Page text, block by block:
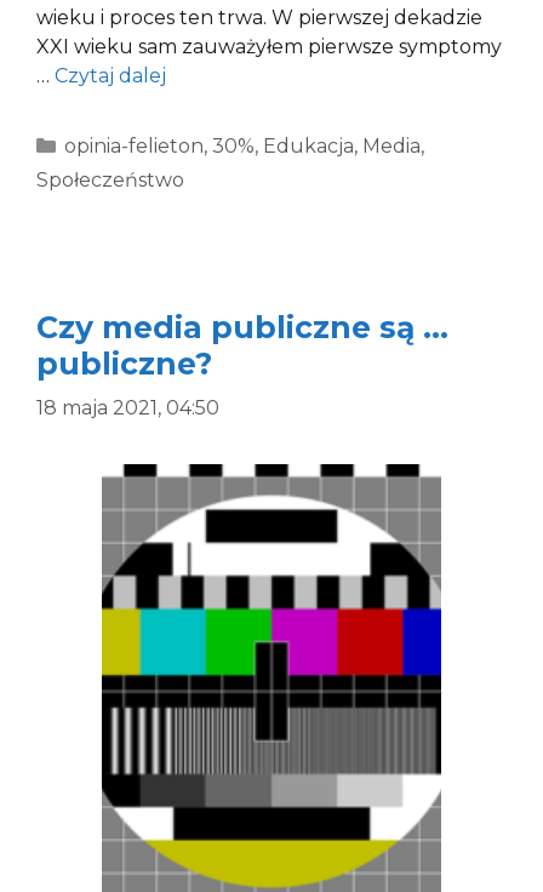
wieku i proces ten trwa. W pierwszej dekadzie
XXI wieku sam zauważyłem pierwsze symptomy
… Czytaj dalej
Kategorie
opinia-felieton, 30%, Edukacja, Media,
Społeczeństwo
Czy media publiczne są …
publiczne?
18 maja 2021, 04:50